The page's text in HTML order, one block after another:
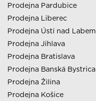
Prodejna Pardubice
Prodejna Liberec
Prodejna Ústí nad Labem
Prodejna Jihlava
Prodejna Bratislava
Prodejna Banská Bystrica
Prodejna Žilina
Prodejna Košice